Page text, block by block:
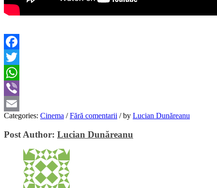
Facebook
Twitter
WhatsApp
Viber
Email
Categories: Cinema / Fără comentarii /by Lucian Dunăreanu
Post Author: Lucian Dunăreanu